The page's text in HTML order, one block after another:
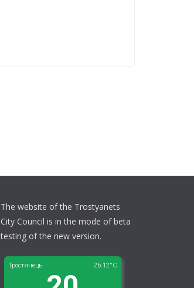
The website of the Trostyanets
City Council is in the mode of beta
testing of the new version.